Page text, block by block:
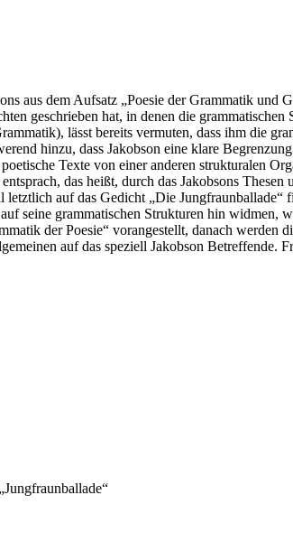
aus dem Aufsatz „Poesie der Grammatik
geschrieben hat, in denen die
lässt bereits vermuten, dass ihm die
hinzu, dass Jakobson eine klare
Texte von einer anderen strukturalen
das heißt, durch das Jakobsons
auf das Gedicht „Die
seine grammatischen Strukturen hin
der Poesie“ vorangestellt, danach
auf das speziell Jakobson Betreffende.